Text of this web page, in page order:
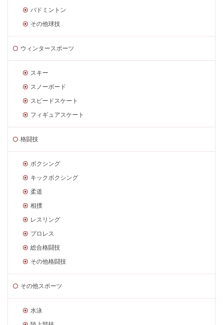
バドミントン
その他球技
ウィンタースポーツ
スキー
スノーボード
スピードスケート
フィギュアスケート
格闘技
ボクシング
キックボクシング
柔道
相撲
レスリング
プロレス
総合格闘技
その他格闘技
その他スポーツ
水泳